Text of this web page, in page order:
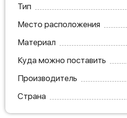
Тип
Место расположения
Материал
Куда можно поставить
Производитель
Страна